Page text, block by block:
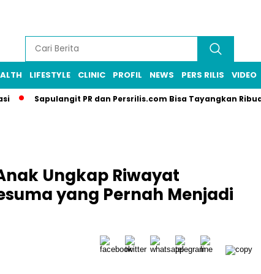
LIFESTYLE CLINIC PROFIL NEWS PERS RILIS VIDEO
Sapulangit PR dan Persrilis.com Bisa Tayangkan Ribuan
Ungkap Riwayat
yang Pernah Menjadi